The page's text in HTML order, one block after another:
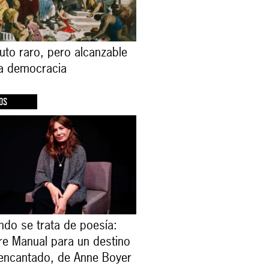
raro, pero alcanzable
democracia
se trata de poesía:
Manual para un destino
de Anne Boyer